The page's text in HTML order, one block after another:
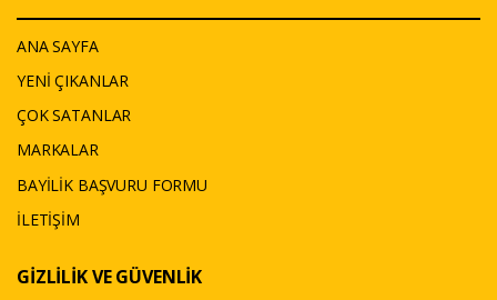
ANA SAYFA
YENİ ÇIKANLAR
ÇOK SATANLAR
MARKALAR
BAYİLİK BAŞVURU FORMU
İLETİŞİM
GİZLİLİK VE GÜVENLİK